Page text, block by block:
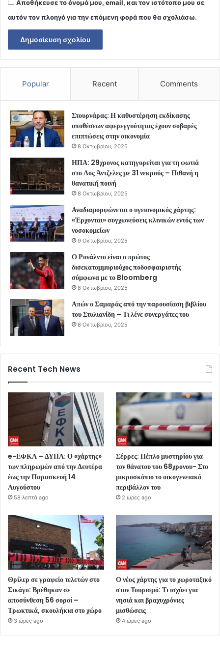
Αποθήκευσε το όνομά μου, email, και τον ιστότοπο μου σε
αυτόν τον πλοηγό για την επόμενη φορά που θα σχολιάσω.
Popular Recent Comments
Στουρνάρας: Η καθυστέρηση εκδίκασης
υποθέσεων αφερεγγυότητας έχουν σοβαρές
επιπτώσεις στην οικονομία
8 Οκτωβρίου, 2025
ΗΠΑ: 29χρονος κατηγορείται για τη φωτιά
στο Λος Άντζελες με 31 νεκρούς – Πιθανή η
θανατική ποινή
8 Οκτωβρίου, 2025
Αναδιαμορφώνεται ο υγειονομικός χάρτης:
«Έρχονται» συγχωνεύσεις κλινικών εντός των
νοσοκομείων
9 Οκτωβρίου, 2025
Ο Ρονάλντο είναι ο πρώτος
δισεκατομμυριούχος ποδοσφαιριστής
σύμφωνα με το Bloomberg
8 Οκτωβρίου, 2025
Απών ο Σαμαράς από την παρουσίαση βιβλίου
του Στυλιανίδη – Τι λένε συνεργάτες του
8 Οκτωβρίου, 2025
Recent Tech News
e-ΕΦΚΑ – ΔΥΠΑ: Ο «χάρτης»
των πληρωμών από την Δευτέρα
έως την Παρασκευή 14
Αυγούστου
58 λεπτά ago
Σέρρες: Πέπλο μυστηρίου για
τον θάνατου του 68χρονου- Στο
μικροσκόπιο το οικογενειακό
περιβάλλον του
2 ώρες ago
Θρίλερ σε γραφείο τελετών στο
Σικάγο: Βρέθηκαν σε
αποσύνθεση 56 σοροί –
Τρωκτικά, σκουλήκια στο χώρο
3 ώρες ago
Ο νέος χάρτης για το χωροταξικό
στον Τουρισμό: Τι ισχύει για
νησιά και βραχυχρόνιες
μισθώσεις
4 ώρες ago